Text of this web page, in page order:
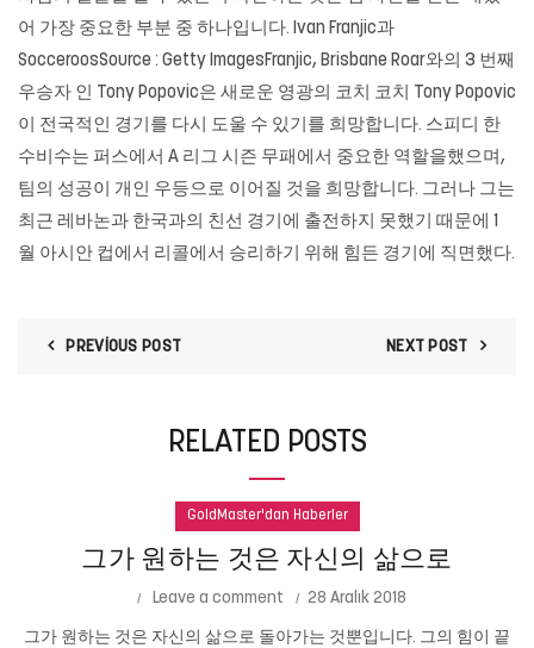
어 가장 중요한 부분 중 하나입니다. Ivan Franjic과
SocceroosSource : Getty ImagesFranjic, Brisbane Roar와의 3 번째
우승자 인 Tony Popovic은 새로운 영광의 코치 코치 Tony Popovic
이 전국적인 경기를 다시 도울 수 있기를 희망합니다. 스피디 한
수비수는 퍼스에서 A 리그 시즌 무패에서 중요한 역할을했으며,
팀의 성공이 개인 우등으로 이어질 것을 희망합니다. 그러나 그는
최근 레바논과 한국과의 친선 경기에 출전하지 못했기 때문에 1
월 아시안 컵에서 리콜에서 승리하기 위해 힘든 경기에 직면했다.
PREVIOUS POST NEXT POST
RELATED POSTS
GoldMaster'dan Haberler
그가 원하는 것은 자신의 삶으로
Leave a comment 28 Aralık 2018
그가 원하는 것은 자신의 삶으로 돌아가는 것뿐입니다. 그의 힘이 끝